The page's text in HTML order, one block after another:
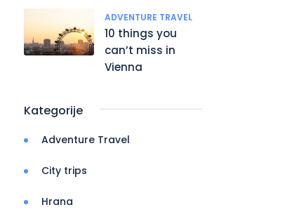
ADVENTURE TRAVEL
10 things you
can’t miss in
Vienna
Kategorije
Adventure Travel
City trips
Hrana